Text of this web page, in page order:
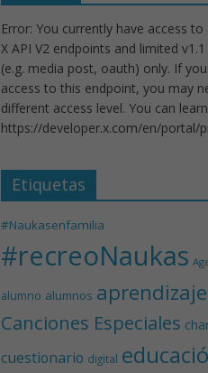
Error: You currently have access
X API V2 endpoints and limited
(e.g. media post, oauth) only. If
access to this endpoint, you may
different access level. You can
https://developer.x.com/en/portal/
Etiquetas
#Naukasenfamilia
#recreoNaukas
alumno alumnos aprendizaje
Canciones Especiales
cuestionario digital